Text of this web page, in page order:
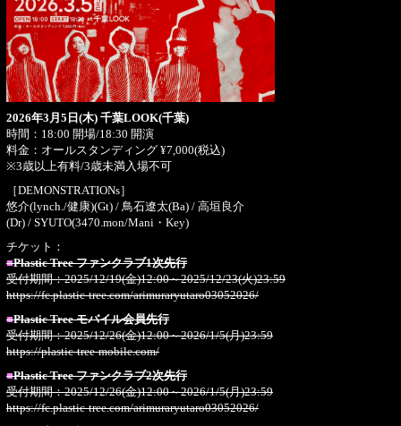
2026年3月5日(木) 千葉LOOK(千葉)
時間：18:00 開場/18:30 開演
料金：オールスタンディング ¥7,000(税込)
※3歳以上有料/3歳未満入場不可
［DEMONSTRATIONs］
悠介(lynch./健康)(Gt) / 鳥石遼太(Ba) / 高垣良介
(Dr) / SYUTO(3470.mon/Mani・Key)
チケット：
■Plastic Tree ファンクラブ1次先行
受付期間：2025/12/19(金)12:00～2025/12/23(火)23:59
https://fc.plastic-tree.com/arimuraryutaro03052026/
■Plastic Tree モバイル会員先行
受付期間：2025/12/26(金)12:00～2026/1/5(月)23:59
https://plastic-tree-mobile.com/
■Plastic Tree ファンクラブ2次先行
受付期間：2025/12/26(金)12:00～2026/1/5(月)23:59
https://fc.plastic-tree.com/arimuraryutaro03052026/